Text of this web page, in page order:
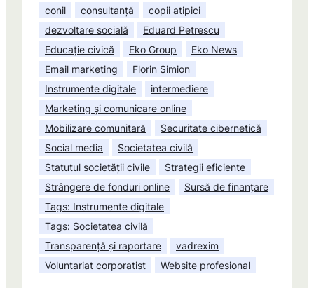
conil
consultanță
copii atipici
dezvoltare socială
Eduard Petrescu
Educație civică
Eko Group
Eko News
Email marketing
Florin Simion
Instrumente digitale
intermediere
Marketing și comunicare online
Mobilizare comunitară
Securitate cibernetică
Social media
Societatea civilă
Statutul societății civile
Strategii eficiente
Strângere de fonduri online
Sursă de finanțare
Tags: Instrumente digitale
Tags: Societatea civilă
Transparență și raportare
vadrexim
Voluntariat corporatist
Website profesional